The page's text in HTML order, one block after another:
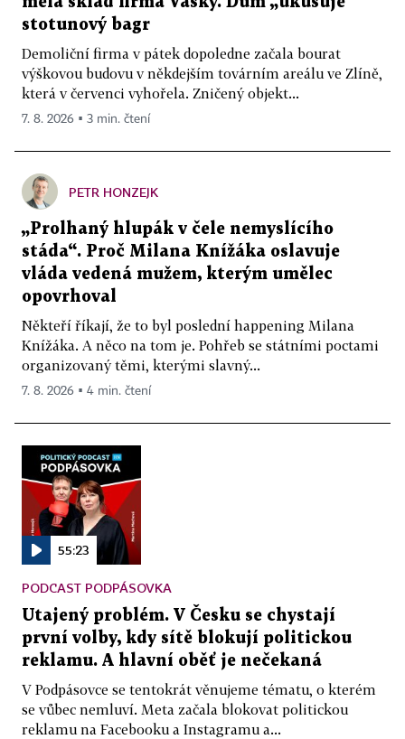
stotunový bagr
Demoliční firma v pátek dopoledne začala bourat
výškovou budovu v někdejším továrním areálu ve Zlíně,
která v červenci vyhořela. Zničený objekt...
7. 8. 2026 ▪ 3 min. čtení
PETR HONZEJK
„Prolhaný hlupák v čele nemyslícího
stáda“. Proč Milana Knížáka oslavuje
vláda vedená mužem, kterým umělec
opovrhoval
Někteří říkají, že to byl poslední happening Milana
Knížáka. A něco na tom je. Pohřeb se státními poctami
organizovaný těmi, kterými slavný...
7. 8. 2026 ▪ 4 min. čtení
55:23
PODCAST PODPÁSOVKA
Utajený problém. V Česku se chystají
první volby, kdy sítě blokují politickou
reklamu. A hlavní oběť je nečekaná
V Podpásovce se tentokrát věnujeme tématu, o kterém
se vůbec nemluví. Meta začala blokovat politickou
reklamu na Facebooku a Instagramu a...